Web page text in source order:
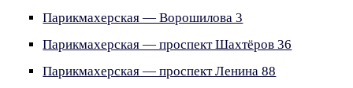
Парикмахерская — Ворошилова 3
Парикмахерская — проспект Шахтёров 36
Парикмахерская — проспект Ленина 88